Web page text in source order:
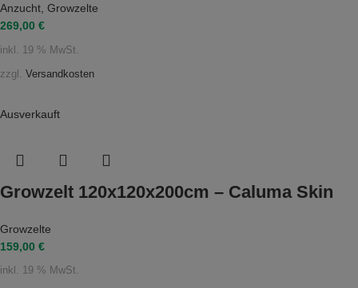
Anzucht Growzelte
269,00 €
inkl. 19 % MwSt.
zzgl. Versandkosten
Ausverkauft
Growzelt 120x120x200cm – Caluma Skin
Growzelte
159,00 €
inkl. 19 % MwSt.